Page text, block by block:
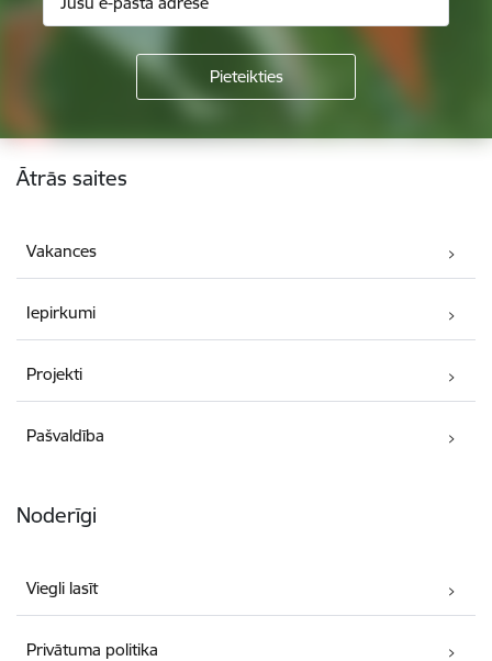
Kājene
Ātrās saites
Vakances
Iepirkumi
Projekti
Pašvaldība
Noderīgi
Viegli lasīt
Privātuma politika